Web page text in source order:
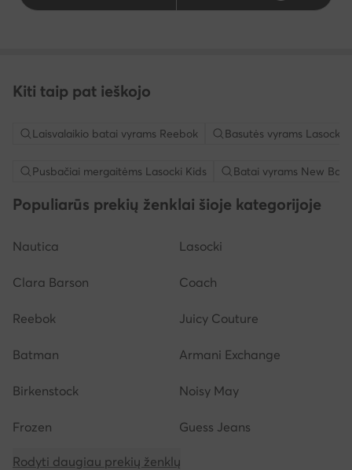
Kiti taip pat ieškojo
Laisvalaikio batai vyrams Reebok Basutės vyrams Lasocki
Pusbačiai mergaitėms Lasocki Kids Batai vyrams New
Populiarūs prekių ženklai šioje kategorijoje
Nautica Lasocki
Clara Barson Coach
Reebok Juicy Couture
Batman Armani Exchange
Birkenstock Noisy May
Frozen Guess Jeans
Rodyti daugiau prekių ženklų